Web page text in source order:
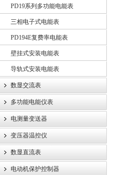
江苏斯菲尔电气股份有限公司
PD19系列多功能电能表
三相电子式电能表
PD194E复费率电能表
壁挂式安装电能表
导轨式安装电能表
数显交流表
多功能电能仪表
电测量变送器
变压器温控仪
数显直流表
电动机保护控制器